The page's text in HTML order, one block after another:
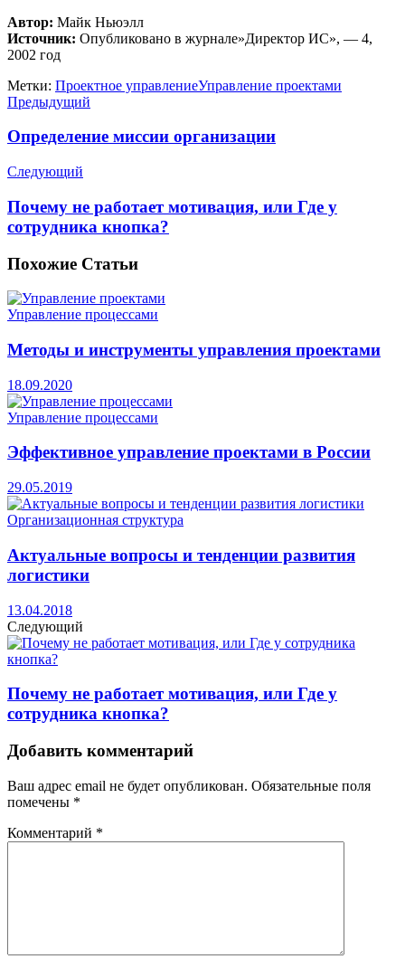
Автор: Майк Ньюэлл
Источник: Опубликовано в журнале»Директор ИС», — 4,
2002 год
Метки: Проектное управлениеУправление проектами
Предыдущий
Определение миссии организации
Следующий
Почему не работает мотивация, или Где у
сотрудника кнопка?
Похожие Статьи
Управление процессами
Методы и инструменты управления проектами
18.09.2020
Управление процессами
Эффективное управление проектами в России
29.05.2019
Организационная структура
Актуальные вопросы и тенденции развития
логистики
13.04.2018
Следующий
Почему не работает мотивация, или Где у
сотрудника кнопка?
Добавить комментарий
Ваш адрес email не будет опубликован. Обязательные поля
помечены *
Комментарий *